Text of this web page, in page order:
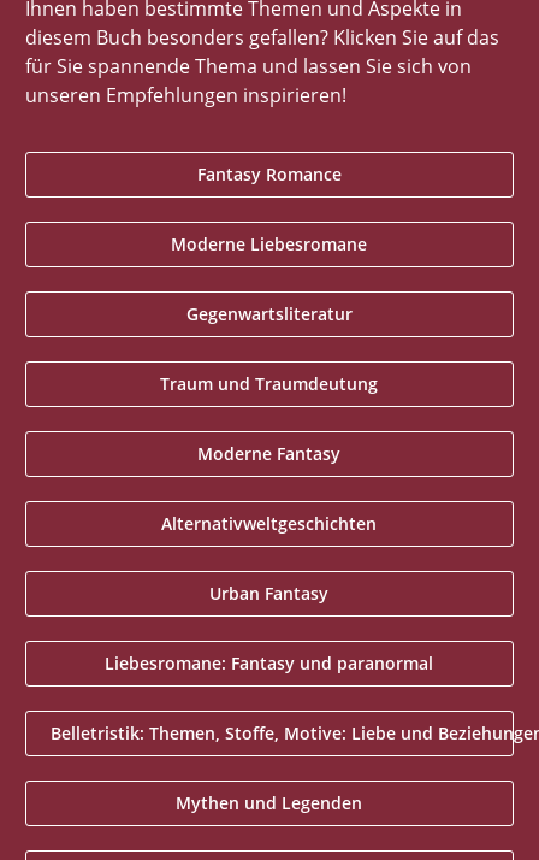
Ihnen haben bestimmte Themen und Aspekte in
diesem Buch besonders gefallen? Klicken Sie auf das
für Sie spannende Thema und lassen Sie sich von
unseren Empfehlungen inspirieren!
Fantasy Romance
Moderne Liebesromane
Gegenwartsliteratur
Traum und Traumdeutung
Moderne Fantasy
Alternativweltgeschichten
Urban Fantasy
Liebesromane: Fantasy und paranormal
Belletristik: Themen, Stoffe, Motive: Liebe und
Mythen und Legenden